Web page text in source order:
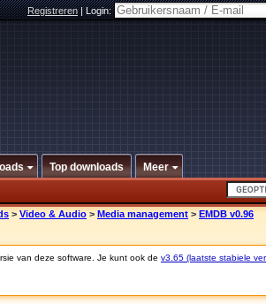
Registreren|Login:
Top downloads Meer
> Video & Audio > Media management > EMDB v0.96
van deze software. Je kunt ook de v3.65 (laatste stabiele